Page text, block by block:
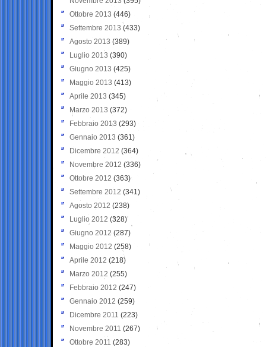
Ottobre 2013 (446)
Settembre 2013 (433)
Agosto 2013 (389)
Luglio 2013 (390)
Giugno 2013 (425)
Maggio 2013 (413)
Aprile 2013 (345)
Marzo 2013 (372)
Febbraio 2013 (293)
Gennaio 2013 (361)
Dicembre 2012 (364)
Novembre 2012 (336)
Ottobre 2012 (363)
Settembre 2012 (341)
Agosto 2012 (238)
Luglio 2012 (328)
Giugno 2012 (287)
Maggio 2012 (258)
Aprile 2012 (218)
Marzo 2012 (255)
Febbraio 2012 (247)
Gennaio 2012 (259)
Dicembre 2011 (223)
Novembre 2011 (267)
Ottobre 2011 (283)